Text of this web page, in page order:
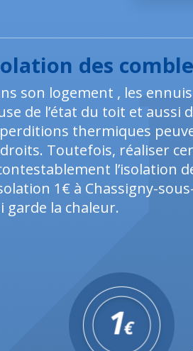
des
son logement , les
de l’état du toit et
thermiques
Toutefois, réaliser
l’isolation
1€ à Chassigny-
garde la chaleur.